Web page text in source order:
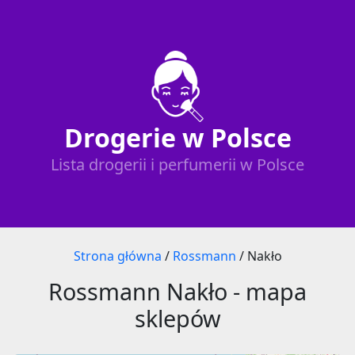
Drogerie w Polsce
Lista drogerii i perfumerii w Polsce
Strona główna / Rossmann / Nakło
Rossmann Nakło - mapa
sklepów